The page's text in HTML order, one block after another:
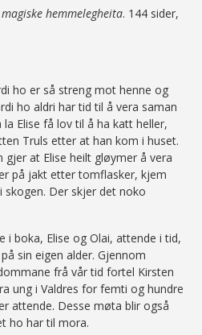
hemmelegheita. 144 sider,
ho er så streng mot henne og
ho aldri har tid til å vera saman
Elise få lov til å ha katt heller,
Truls etter at han kom i huset.
at Elise heilt gløymer å vera
på jakt etter tomflasker, kjem
Der skjer det noko
i boka, Elise og Olai, attende i tid,
sin eigen alder. Gjennom
frå vår tid fortel Kirsten
ung i Valdres for femti og hundre
attende. Desse møta blir også
ho har til mora.